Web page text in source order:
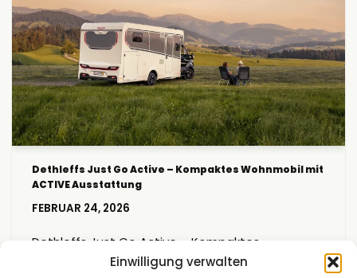
Einwilligung verwalten
Dethleffs Just Go Active – Kompaktes Wohnmobil mit
ACTIVE Ausstattung
FEBRUAR 24, 2026
Dethleffs Just Go Active – Kompaktes
Wohnmobil mit ACTIVE Ausstattung Viel